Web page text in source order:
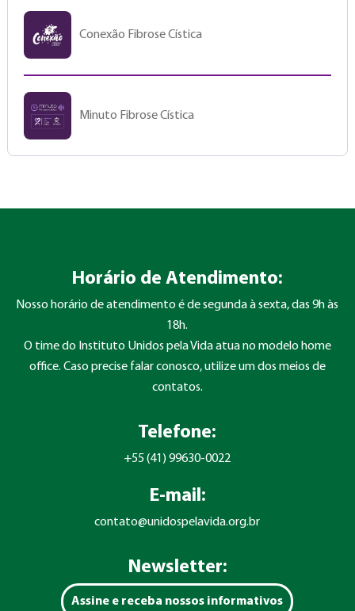
Conexão Fibrose Cística
Minuto Fibrose Cística
Horário de Atendimento:
Nosso horário de atendimento é de segunda à sexta, das 9h às
18h.
O time do Instituto Unidos pela Vida atua no modelo home
office. Caso precise falar conosco, utilize um dos meios de
contatos.
Telefone:
+55 (41) 99630-0022
E-mail:
contato@unidospelavida.org.br
Newsletter:
Assine e receba nossos informativos